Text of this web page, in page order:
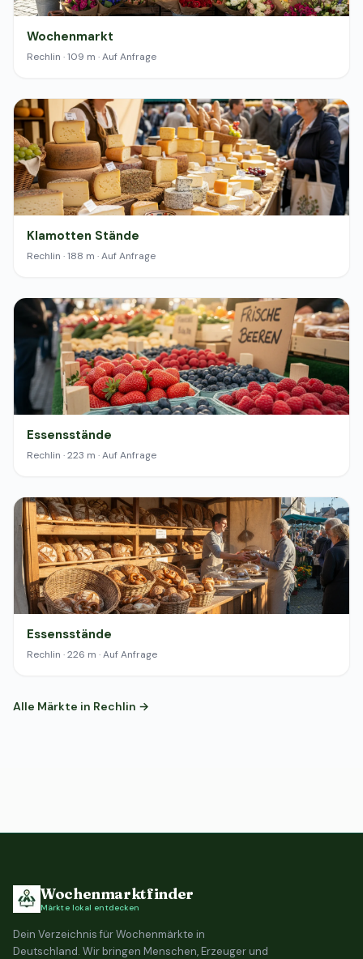
Wochenmarkt
Rechlin · 109 m · Auf Anfrage
Klamotten Stände
Rechlin · 188 m · Auf Anfrage
Essensstände
Rechlin · 223 m · Auf Anfrage
Essensstände
Rechlin · 226 m · Auf Anfrage
Alle Märkte in Rechlin →
Wochenmarktfinder
Märkte lokal entdecken
Dein Verzeichnis für Wochenmärkte in
Deutschland. Wir bringen Menschen, Erzeuger und